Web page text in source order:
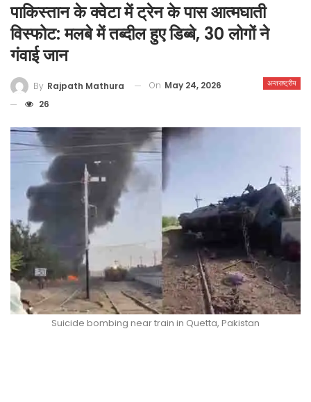
पाकिस्तान के क्वेटा में ट्रेन के पास आत्मघाती
विस्फोट: मलबे में तब्दील हुए डिब्बे, 30 लोगों ने
गंवाई जान
अन्तराष्ट्रीय
By Rajpath Mathura On May 24, 2026
26
Suicide bombing near train in Quetta, Pakistan